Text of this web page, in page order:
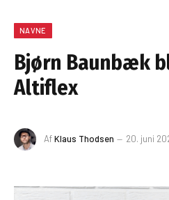
NAVNE
Bjørn Baunbæk
Altiflex
AfKlaus Thodsen 20. juni